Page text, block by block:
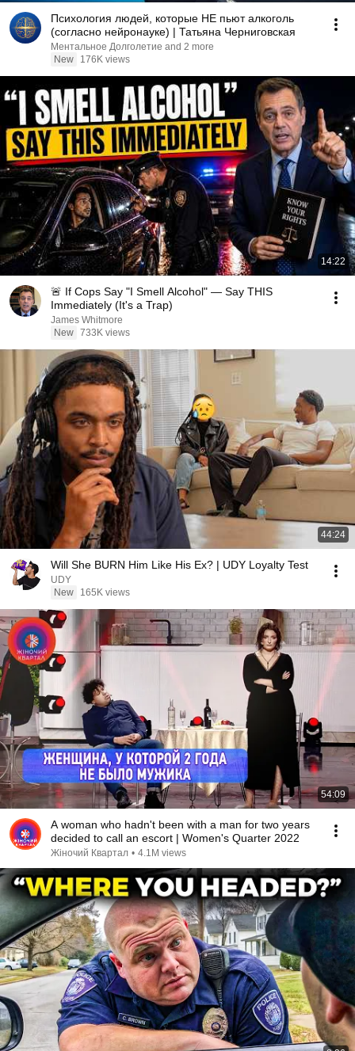
Психология людей, которые НЕ пьют алкоголь
(согласно нейронауке) | Татьяна Черниговская
Ментальное Долголетие and 2 more
New
176K views
14:22
🚨 If Cops Say "I Smell Alcohol" — Say THIS
Immediately (It's a Trap)
James Whitmore
New 733K views
44:24
Will She BURN Him Like His Ex? | UDY Loyalty Test
UDY
New
165K views
54:09
A woman who hadn't been with a man for two years
decided to call an escort | Women's Quarter 2022
Жіночий Квартал • 4.1M views